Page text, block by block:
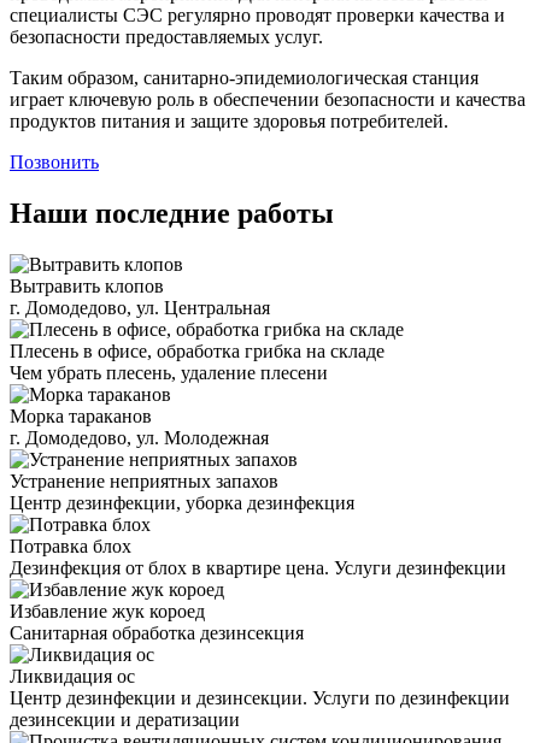
специалисты СЭС регулярно проводят проверки качества и
безопасности предоставляемых услуг.
Таким образом, санитарно-эпидемиологическая станция
играет ключевую роль в обеспечении безопасности и качества
продуктов питания и защите здоровья потребителей.
Позвонить
Наши последние работы
Вытравить клопов
г. Домодедово, ул. Центральная
Плесень в офисе, обработка грибка на складе
Чем убрать плесень, удаление плесени
Морка тараканов
г. Домодедово, ул. Молодежная
Устранение неприятных запахов
Центр дезинфекции, уборка дезинфекция
Потравка блох
Дезинфекция от блох в квартире цена. Услуги дезинфекции
Избавление жук короед
Санитарная обработка дезинсекция
Ликвидация ос
Центр дезинфекции и дезинсекции. Услуги по дезинфекции
дезинсекции и дератизации